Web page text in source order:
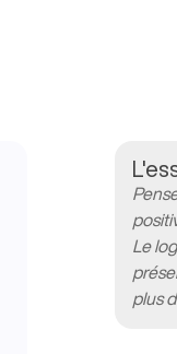
Le
plus